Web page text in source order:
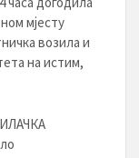
мјесту
возила и
на истим,